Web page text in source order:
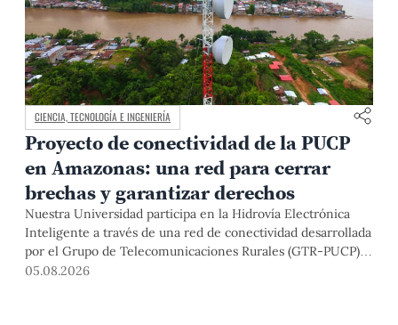
CIENCIA, TECNOLOGÍA E INGENIERÍA
Proyecto de conectividad de la PUCP
en Amazonas: una red para cerrar
brechas y garantizar derechos
Nuestra Universidad participa en la Hidrovía Electrónica
Inteligente a través de una red de conectividad desarrollada
por el Grupo de Telecomunicaciones Rurales (GTR-PUCP)
desde el 2018. En esta nota repasamos cómo ha sido el
05.08.2026